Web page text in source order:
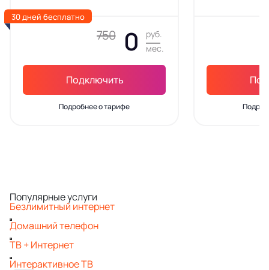
750 0
руб.
мес.
Подключить
Подробнее о тарифе
30 дней бесплатно
Популярные услуги
Безлимитный интернет
Домашний телефон
ТВ + Интернет
Интерактивное ТВ